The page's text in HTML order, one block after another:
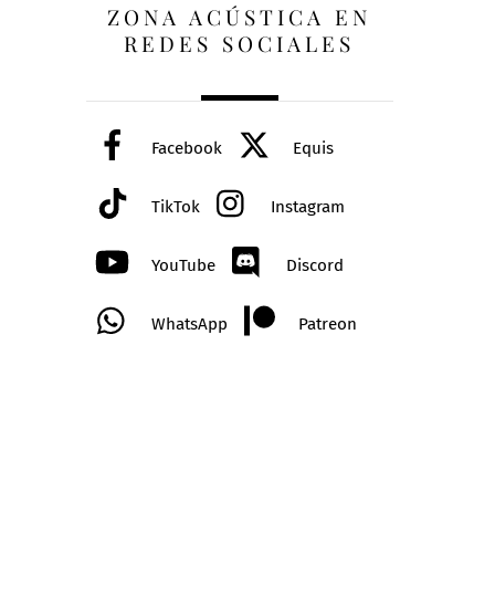
ZONA ACÚSTICA EN
REDES SOCIALES
Facebook Equis
TikTok Instagram
YouTube Discord
WhatsApp Patreon